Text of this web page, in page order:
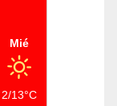
Mié
2/13°C